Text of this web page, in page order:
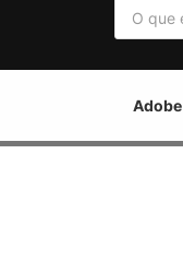
s
u
r
Adobe